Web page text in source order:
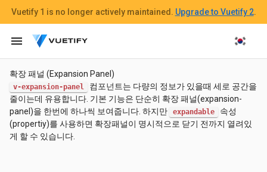
확장 패널 (Expansion Panel)
v-expansion-panel
컴포넌트는 다량의 정보가 있을때 세로 공간을
줄이는데 유용합니다. 기본 기능은 단순히 확장 패널(expansion-
panel)을 한번에 하나씩 보여줍니다. 하지만
expandable
속성
(propertiy)를 사용하면 확장패널이 명시적으로 닫기 전까지 열려있
게 할 수 있습니다.
Vuetify 1 is no longer actively maintained. Upgrade to Vuetify 2.
menu